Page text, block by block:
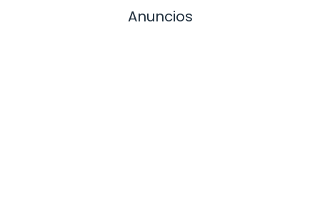
Anuncios